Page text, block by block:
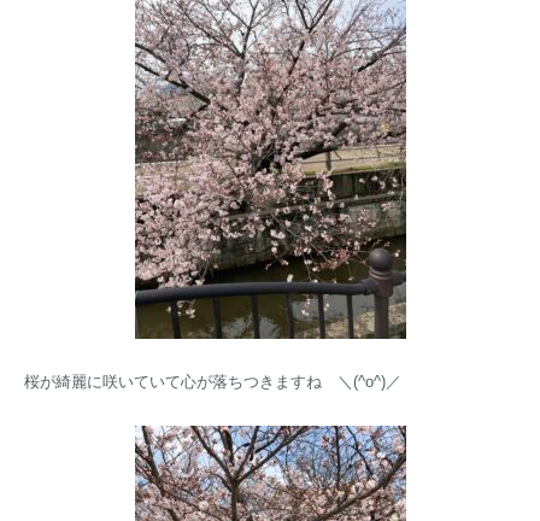
桜が綺麗に咲いていて心が落ちつきますね ＼(^o^)／